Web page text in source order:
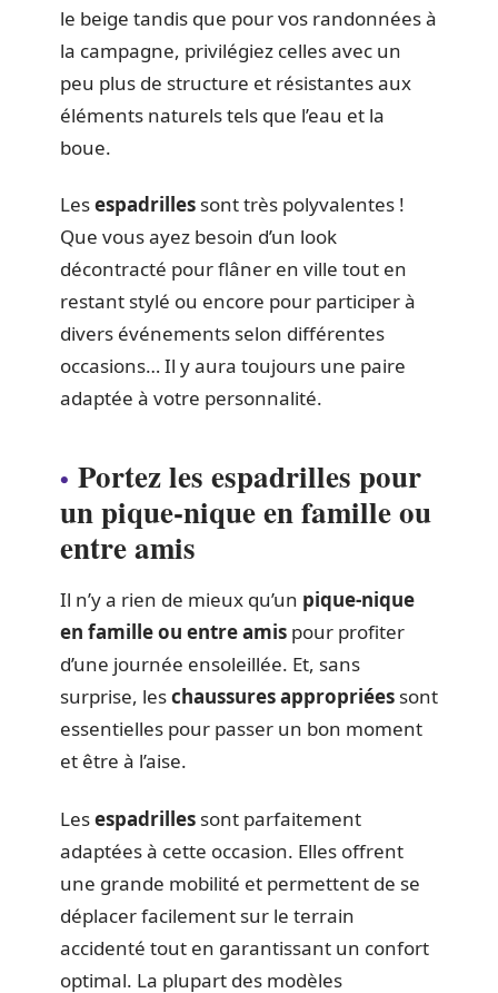
le beige tandis que pour vos randonnées à
la campagne, privilégiez celles avec un
peu plus de structure et résistantes aux
éléments naturels tels que l’eau et la
boue.
Lesespadrilles sont très polyvalentes !
Que vous ayez besoin d’un look
décontracté pour flâner en ville tout en
restant stylé ou encore pour participer à
divers événements selon différentes
occasions… Il y aura toujours une paire
adaptée à votre personnalité.
Portez les espadrilles pour
un pique-nique en famille ou
entre amis
Il n’y a rien de mieux qu’un pique-nique
en famille ou entre amis pour profiter
d’une journée ensoleillée. Et, sans
surprise, leschaussures appropriées sont
essentielles pour passer un bon moment
et être à l’aise.
Lesespadrilles sont parfaitement
adaptées à cette occasion. Elles offrent
une grande mobilité et permettent de se
déplacer facilement sur le terrain
accidenté tout en garantissant un confort
optimal. La plupart des modèles